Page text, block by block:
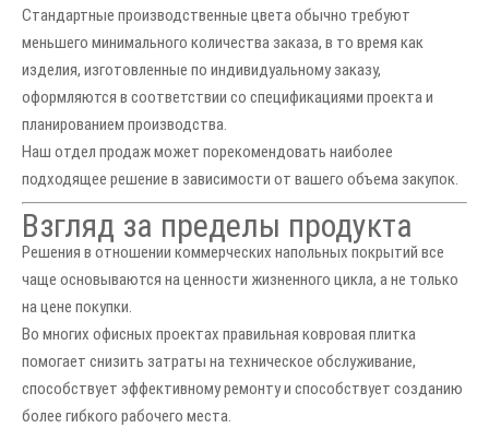
Стандартные производственные цвета обычно требуют
меньшего минимального количества заказа, в то время как
изделия, изготовленные по индивидуальному заказу,
оформляются в соответствии со спецификациями проекта и
планированием производства.
Наш отдел продаж может порекомендовать наиболее
подходящее решение в зависимости от вашего объема закупок.
Взгляд за пределы продукта
Решения в отношении коммерческих напольных покрытий все
чаще основываются на ценности жизненного цикла, а не только
на цене покупки.
Во многих офисных проектах правильная ковровая плитка
помогает снизить затраты на техническое обслуживание,
способствует эффективному ремонту и способствует созданию
более гибкого рабочего места.